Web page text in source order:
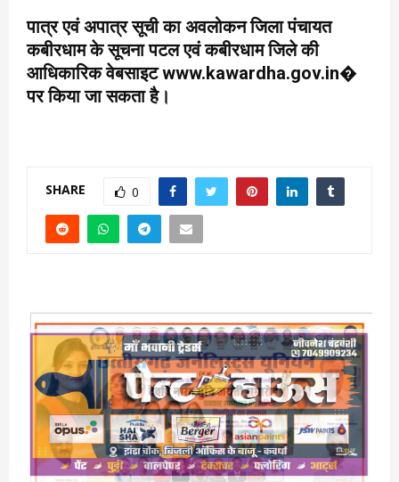
पात्र एवं अपात्र सूची का अवलोकन जिला पंचायत
कबीरधाम के सूचना पटल एवं कबीरधाम जिले की
आधिकारिक वेबसाइट www.kawardha.gov.in⁠�
पर किया जा सकता है।
SHARE 0